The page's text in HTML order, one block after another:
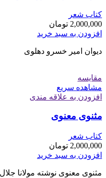
کتاب شعر
2,000,000 تومان
افزودن به سبد خرید
دیوان امیر خسرو دهلوی
مقایسه
مشاهده سریع
افزودن به علاقه مندی
مثنوی معنوی
کتاب شعر
2,000,000 تومان
افزودن به سبد خرید
مثنوی معنوی نوشته مولانا